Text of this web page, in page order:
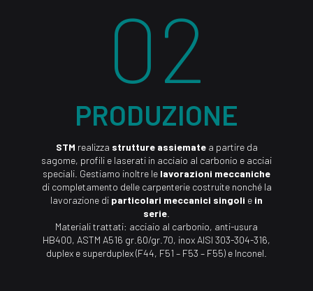
02
PRODUZIONE
STM realizza strutture assiematea partire da
sagome, profili e laserati in acciaio al carbonio e acciai
speciali. Gestiamo inoltre le lavorazioni meccaniche
di completamento delle carpenterie costruite nonché la
lavorazione di particolari meccanici singoli e in
serie
Materiali trattati: acciaio al carbonio, anti-usura
HB400, ASTM A516 gr.60/gr.70, inox AISI 303-304-316,
duplex e superduplex (F44, F51 – F53 – F55) e Inconel.